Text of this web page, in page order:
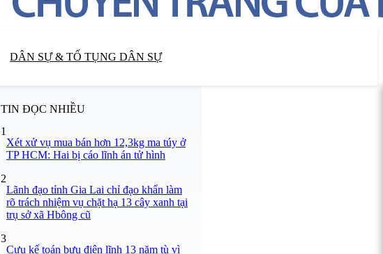
DÂN SỰ & TỐ TỤNG DÂN SỰ
TIN ĐỌC NHIỀU
1
Xét xử vụ mua bán hơn 12,3kg ma túy ở
TP HCM: Hai bị cáo lĩnh án tử hình
2
Lãnh đạo tỉnh Gia Lai chỉ đạo khẩn làm
rõ trách nhiệm vụ chặt hạ 13 cây xanh tại
trụ sở xã Hbông cũ
3
Cựu kế toán bưu điện lĩnh 13 năm tù vì